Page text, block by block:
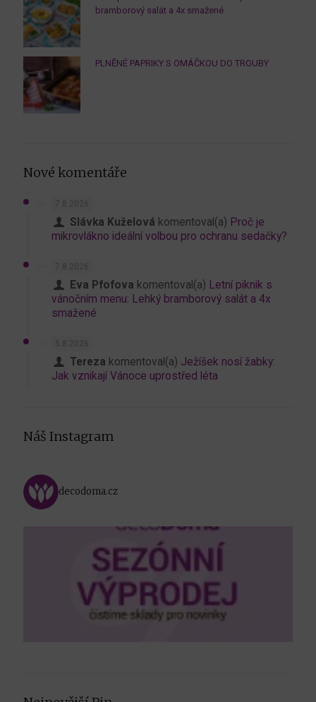
bramborový salát a 4x smažené
PLNĚNÉ PAPRIKY S OMÁČKOU DO TROUBY
Nové komentáře
7.8.2026
Slávka Kuželová komentoval(a) Proč je
mikrovlákno ideální volbou pro ochranu sedačky?
7.8.2026
Eva Pfofova komentoval(a) Letní piknik s
vánočním menu: Lehký bramborový salát a 4x
smažené
5.8.2026
Tereza komentoval(a) Ježíšek nosí žabky:
Jak vznikají Vánoce uprostřed léta
Náš Instagram
decodoma.cz